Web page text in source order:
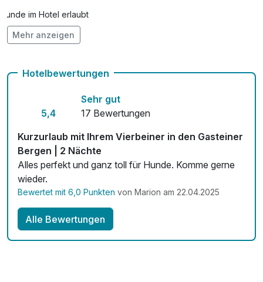
Hunde im Hotel erlaubt
Auch vegetarische Speisen
Mehr anzeigen
Hotelbewertungen
5,4
Sehr gut
17 Bewertungen
Kurzurlaub mit Ihrem Vierbeiner in den Gasteiner
Bergen | 2 Nächte
Alles perfekt und ganz toll für Hunde. Komme gerne
wieder.
Bewertet mit 6,0 Punkten von Marion am 22.04.2025
Alle Bewertungen